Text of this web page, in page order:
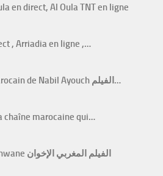
en direct, Al Oula TNT en ligne
, Arriadia en ligne ,…
Zin Li Fik Le film Marocain de Nabil Ayouch الفيلم…
chaîne marocaine qui…
Film marocain Al Ikhwane الفيلم المغربي الإخوان